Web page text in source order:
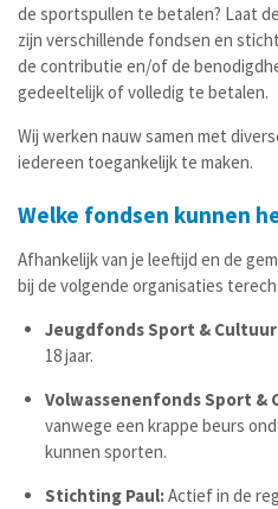
de sportspullen te betalen? Laat
zijn verschillende fondsen en
de contributie en/of de
gedeeltelijk of volledig te betalen.
Wij werken nauw samen met
iedereen toegankelijk te maken.
Welke fondsen kunnen
Afhankelijk van je leeftijd en de
bij de volgende organisaties
Jeugdfonds Sport &
18 jaar.
Volwassenenfonds Sport &
vanwege een krappe beurs
kunnen sporten.
Stichting Paul:Actief in de